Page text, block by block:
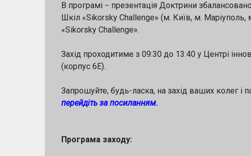
В програмі − презентація Доктрини
Шкіл «Sikorsky Challenge» (м. Київ, м.
«Sikorsky Challenge».
Захід проходитиме з 09:30 до 13:40 у Центрі
(корпус 6Е).
Запрошуйте, будь-ласка, на захід ваших колег і
перейдіть за посиланням.
Програма заходу: